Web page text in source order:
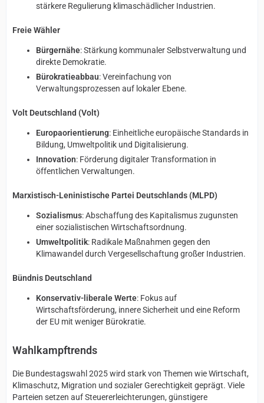
stärkere Regulierung klimaschädlicher Industrien.
Freie Wähler
Bürgernähe: Stärkung kommunaler Selbstverwaltung und
direkte Demokratie.
Bürokratieabbau: Vereinfachung von
Verwaltungsprozessen auf lokaler Ebene.
Volt Deutschland (Volt)
Europaorientierung: Einheitliche europäische Standards in
Bildung, Umweltpolitik und Digitalisierung.
Innovation: Förderung digitaler Transformation in
öffentlichen Verwaltungen.
Marxistisch-Leninistische Partei Deutschlands (MLPD)
Sozialismus: Abschaffung des Kapitalismus zugunsten
einer sozialistischen Wirtschaftsordnung.
Umweltpolitik: Radikale Maßnahmen gegen den
Klimawandel durch Vergesellschaftung großer Industrien.
Bündnis Deutschland
Konservativ-liberale Werte: Fokus auf
Wirtschaftsförderung, innere Sicherheit und eine Reform
der EU mit weniger Bürokratie.
Wahlkampftrends
Die Bundestagswahl 2025 wird stark von Themen wie Wirtschaft,
Klimaschutz, Migration und sozialer Gerechtigkeit geprägt. Viele
Parteien setzen auf Steuererleichterungen, günstigere